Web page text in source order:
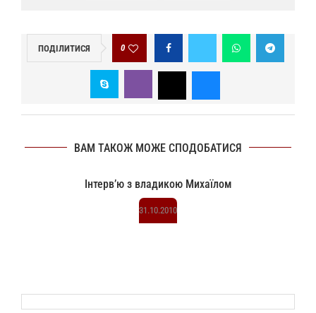
ПОДІЛИТИСЯ 0
ВАМ ТАКОЖ МОЖЕ СПОДОБАТИСЯ
Інтерв’ю з владикою Михаїлом
31.10.2010